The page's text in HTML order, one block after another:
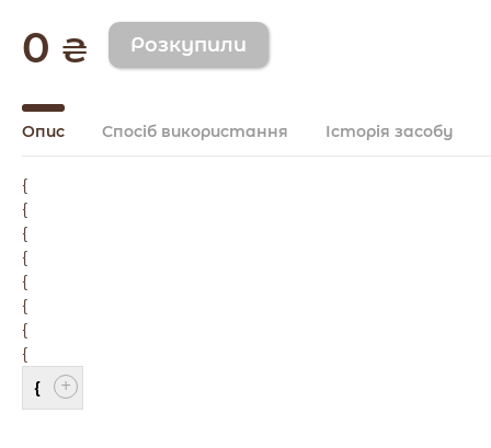
0 ₴
Опис Спосіб використання Історія засобу
{
{
{
{
{
{
{
{
{